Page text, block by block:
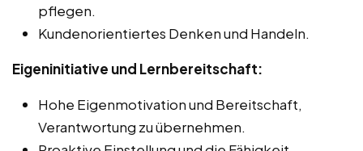
pflegen.
Kundenorientiertes Denken und Handeln.
Eigeninitiative und Lernbereitschaft:
Hohe Eigenmotivation und Bereitschaft,
Verantwortung zu übernehmen.